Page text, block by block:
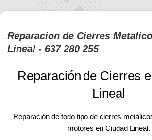
Reparacion de Cierres
Lineal - 637 280 255
Reparación de Cierres
Lineal
Reparación de todo tipo de cierres
motores en Ciudad Lineal.